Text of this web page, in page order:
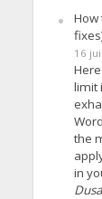
How
16
limit
the
in